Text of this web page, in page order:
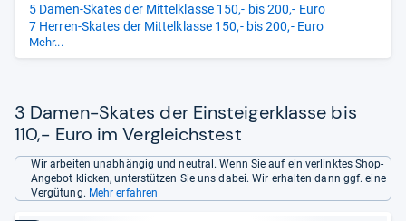
5 Damen-Skates der Mittelklasse 150,- bis 200,- Euro
7 Herren-Skates der Mittelklasse 150,- bis 200,- Euro
4 Damen-Skates der Oberklasse über 200,- Euro
7 Herren-Skates der Oberklasse über 200,- Euro
Mehr...
3 Damen-Skates der Einsteigerklasse bis
110,- Euro im Vergleichstest
Wir arbeiten unabhängig und neutral. Wenn Sie auf ein verlinktes Shop-
Angebot klicken, unterstützen Sie uns dabei. Wir erhalten dann ggf. eine
Vergütung. Mehr erfahren